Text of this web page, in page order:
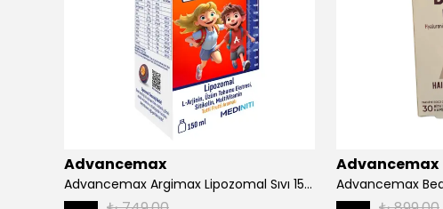
Advancemax
Advancemax Argimax Lipozomal Sıvı 150 ml 8684375607587
Advancemax